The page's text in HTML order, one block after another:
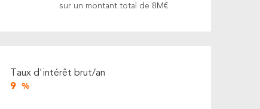
sur un montant total de 8M€
Taux d'intérêt brut/an
9 %